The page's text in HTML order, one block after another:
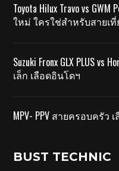
Toyota Hilux Travo vs
ใหม่ ใครใช่สำหรับสายเที่
Suzuki Fronx GLX PLUS
เล็ก เลือดอินโดฯ
MPV- PPV สายครอบครัว
BUST TECHNIC